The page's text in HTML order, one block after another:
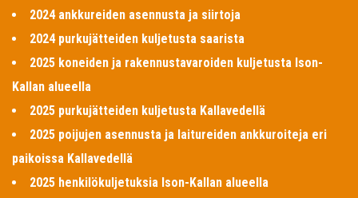
2024 ankkureiden asennusta ja siirtoja
2024 purkujätteiden kuljetusta saarista
2025 koneiden ja rakennustavaroiden kuljetusta Ison-
Kallan alueella
2025 purkujätteiden kuljetusta Kallavedellä
2025 poijujen asennusta ja laitureiden ankkuroiteja eri
paikoissa Kallavedellä
2025 henkilökuljetuksia Ison-Kallan alueella